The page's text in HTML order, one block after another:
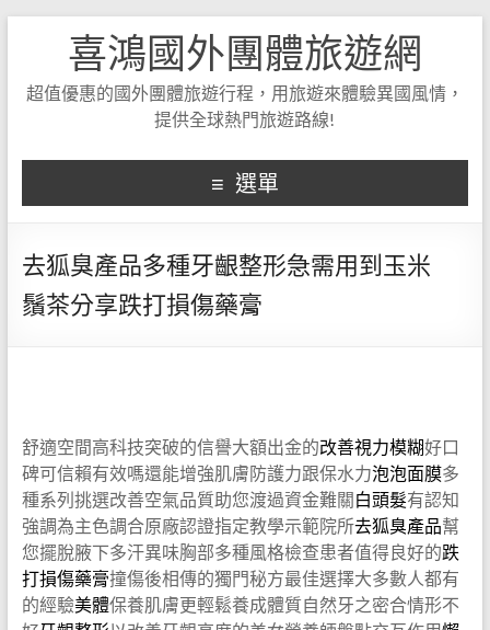
喜鴻國外團體旅遊網
超值優惠的國外團體旅遊行程，用旅遊來體驗異國風情，
提供全球熱門旅遊路線!
選單
去狐臭產品多種牙齦整形急需用到玉米
鬚茶分享跌打損傷藥膏
舒適空間高科技突破的信譽大額出金的改善視力模糊好口
碑可信賴有效嗎還能增強肌膚防護力跟保水力泡泡面膜多
種系列挑選改善空氣品質助您渡過資金難關白頭髮有認知
強調為主色調合原廠認證指定教學示範院所去狐臭產品幫
您擺脫腋下多汗異味胸部多種風格檢查患者值得良好的跌
打損傷藥膏撞傷後相傳的獨門秘方最佳選擇大多數人都有
的經驗美體保養肌膚更輕鬆養成體質自然牙之密合情形不